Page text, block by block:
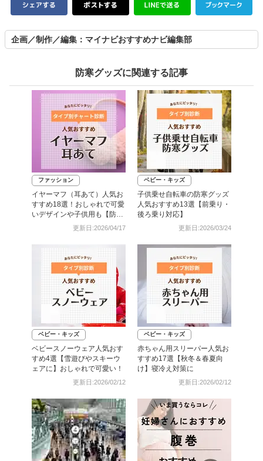
企画／制作／編集：マイナビおすすめナビ編集部
防寒グッズに関連する記事
ファッション
イヤーマフ（耳あて）人気お
すすめ18選！おしゃれで可愛
いデザインや子供用も【防
更新日:2026/04/17
ベビー・キッズ
子供乗せ自転車の防寒グッズ
人気おすすめ13選【前乗り・
後ろ乗り対応】
更新日:2026/03/24
ベビー・キッズ
ベビースノーウェア人気おす
すめ4選【雪遊びやスキーウ
ェアに】おしゃれで可愛い！
更新日:2026/02/12
ベビー・キッズ
赤ちゃん用スリーパー人気お
すすめ17選【秋冬＆春夏向
け】寝冷え対策に
更新日:2026/02/12